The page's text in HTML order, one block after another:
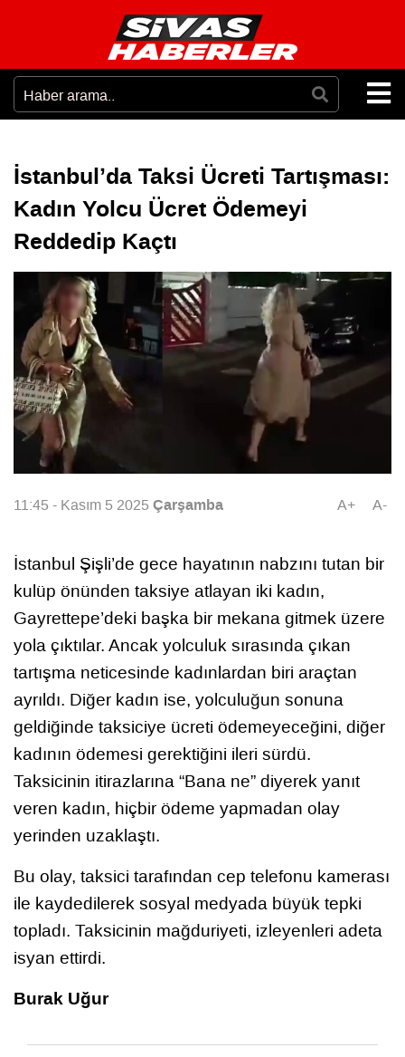
İstanbul’da Taksi Ücreti Tartışması:
Kadın Yolcu Ücret Ödemeyi
Reddedip Kaçtı
11:45 - Kasım 5 2025Çarşamba A+ A-
İstanbul Şişli’de gece hayatının nabzını tutan bir
kulüp önünden taksiye atlayan iki kadın,
Gayrettepe’deki başka bir mekana gitmek üzere
yola çıktılar. Ancak yolculuk sırasında çıkan
tartışma neticesinde kadınlardan biri araçtan
ayrıldı. Diğer kadın ise, yolculuğun sonuna
geldiğinde taksiciye ücreti ödemeyeceğini, diğer
kadının ödemesi gerektiğini ileri sürdü.
Taksicinin itirazlarına “Bana ne” diyerek yanıt
veren kadın, hiçbir ödeme yapmadan olay
yerinden uzaklaştı.
Bu olay, taksici tarafından cep telefonu kamerası
ile kaydedilerek sosyal medyada büyük tepki
topladı. Taksicinin mağduriyeti, izleyenleri adeta
isyan ettirdi.
Burak Uğur